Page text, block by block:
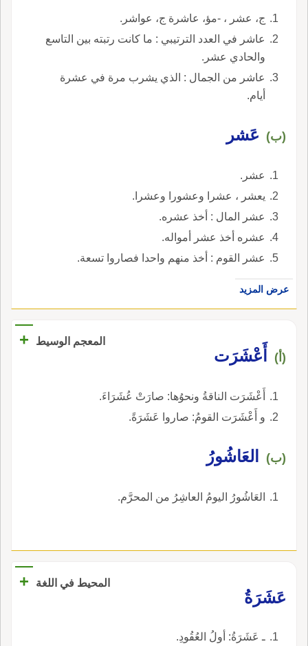
ج، عشر ، -مؤ، عاشرة ج، عواشر.
عاشر في العدد الترتيبي : ما كانت رتبته بين التاسع
والحادي عشر.
عاشر من الجمال : الذي يشرب مرة في عشرة
أيام.
(ب) عَشر
عشر.
يعشر ، عشرا وعشورا وعشرا.
عشر المال : أخذ عشره.
عشره أخذ عشر أمواله.
عشر القوم : أخذ منهم واحدا فصاروا تسعة.
عرض المزيد
المعجم الوسيط +
(أ) أَعْشَرَت
أَعْشَرَت الناقةُ ونحوُها: صارَتْ عُشَرَاءَ.
و أَعْشَرَت القومُ: صاروا عَشَرَةً.
(ب) العَاشُورُ
العَاشُورُ اليومُ العاشِرُ من المحرَّم.
المحيط في اللغة
+
عَشَرَةُ
ـ عَشَرَةُ: أولُ العُقُودِ.